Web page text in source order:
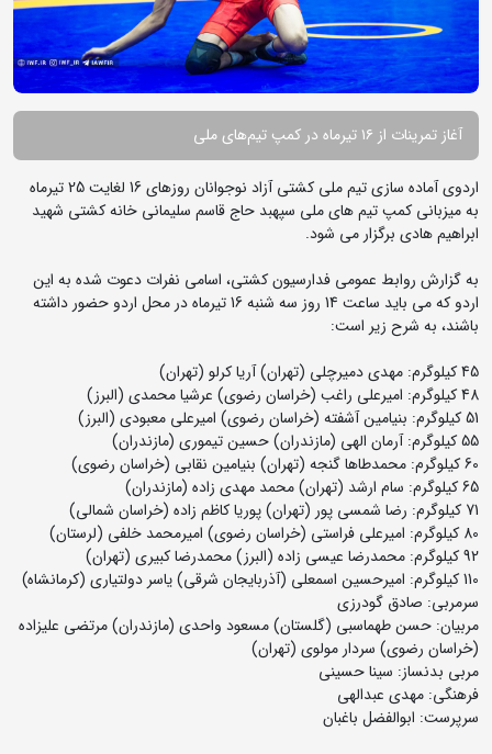
آغاز تمرینات از ۱۶ تیرماه در کمپ تیم‌های ملی
اردوی آماده سازی تیم ملی کشتی آزاد نوجوانان روزهای 16 لغایت 25 تیرماه
به میزبانی کمپ تیم های ملی سپهبد حاج قاسم سلیمانی خانه کشتی شهید
ابراهیم هادی برگزار می شود.
به گزارش روابط عمومی فدارسیون کشتی، اسامی نفرات دعوت شده به این
اردو که می باید ساعت 14 روز سه شنبه 16 تیرماه در محل اردو حضور داشته
باشند، به شرح زیر است:
45 کیلوگرم: مهدی دمیرچلی (تهران) آریا کرلو (تهران)
48 کیلوگرم: امیرعلی راغب (خراسان رضوی) عرشیا محمدی (البرز)
51 کیلوگرم: بنیامین آشفته (خراسان رضوی) امیرعلی معبودی (البرز)
55 کیلوگرم: آرمان الهی (مازندران) حسین تیموری (مازندران)
60 کیلوگرم: محمدطاها گنجه (تهران) بنیامین نقابی (خراسان رضوی)
65 کیلوگرم: سام ارشد (تهران) محمد مهدی زاده (مازندران)
71 کیلوگرم: رضا شمسی پور (تهران) پوریا کاظم زاده (خراسان شمالی)
80 کیلوگرم: امیرعلی فراستی (خراسان رضوی) امیرمحمد خلفی (لرستان)
92 کیلوگرم: محمدرضا عیسی زاده (البرز) محمدرضا کبیری (تهران)
110 کیلوگرم: امیرحسین اسمعلی (آذربایجان شرقی) یاسر دولتیاری (کرمانشاه)
سرمربی‌: صادق گودرزی
مربیان: حسن طهماسبی (گلستان) مسعود واحدی (مازندران) مرتضی علیزاده
(خراسان رضوی) سردار مولوی (تهران)
مربی بدنساز: سینا حسینی
فرهنگی: مهدی عبدالهی
سرپرست: ابوالفضل باغبان